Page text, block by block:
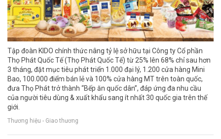
Tập đoàn KIDO chính thức nâng tỷ lệ sở hữu tại Công ty Cổ phần
Thọ Phát Quốc Tế (Thọ Phát Quốc Tế) từ 25% lên 68% chỉ sau hơn
3 tháng, đặt mục tiêu phát triển 1.000 đại lý, 1.200 cửa hàng Mini
Bao, 100.000 điểm bán lẻ và 100% cửa hàng MT trên toàn quốc,
đưa Thọ Phát trở thành “Bếp ăn quốc dân”, đáp ứng đa nhu cầu
của người tiêu dùng & xuất khẩu sang ít nhất 30 quốc gia trên thế
giới.
Thương hiệu - Giao thương